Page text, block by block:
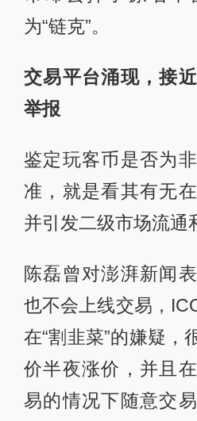
为“链克”。
交易平台涌现，接
举报
鉴定玩客币是否为
准，就是看其有无
并引发二级市场流通
陈磊曾对澎湃新闻
也不会上线交易，
在“割韭菜”的嫌疑，
价半夜涨价，并且
易的情况下随意交